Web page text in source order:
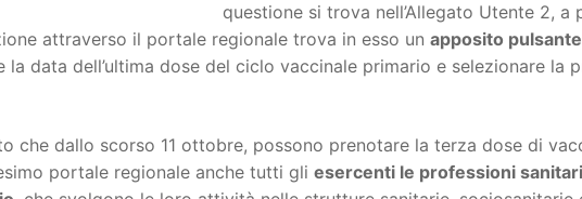
questione si trova nell’Allegato Utente 2, a
attraverso il portale regionale trova in esso un apposito pulsante
la data dell’ultima dose del ciclo vaccinale primario e selezionare la
che dallo scorso 11 ottobre, possono prenotare la terza dose di
portale regionale anche tutti gli esercenti le professioni